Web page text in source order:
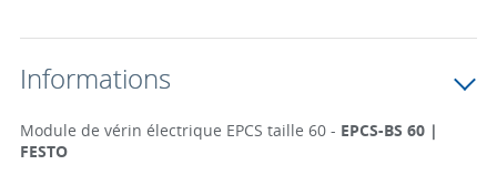
Informations
Module de vérin électrique EPCS taille 60 - EPCS-BS 60 |
FESTO